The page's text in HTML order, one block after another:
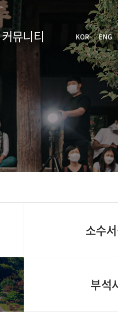
커뮤니티 KOR | ENG |
소수
부석